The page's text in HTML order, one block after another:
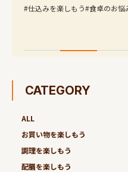
#仕込みを楽しもう#食卓のお悩み解
CATEGORY
ALL
お買い物を楽しもう
調理を楽しもう
配膳を楽しもう